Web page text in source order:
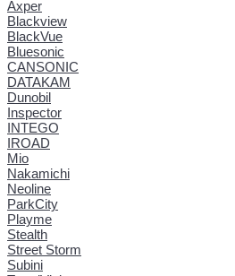
Axper
Blackview
BlackVue
Bluesonic
CANSONIC
DATAKAM
Dunobil
Inspector
INTEGO
IROAD
Mio
Nakamichi
Neoline
ParkCity
Playme
Stealth
Street Storm
Subini